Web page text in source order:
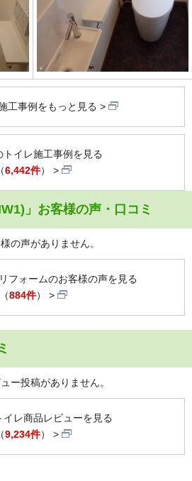
工事例をもっと見る
トイレ施工事例を見る
（6,442件）
」お客様の声・口コミ
の声がありません。
フォームのお客様の声を見る
（884件）
ー投稿がありません。
イレ商品レビューを見る
（9,234件）